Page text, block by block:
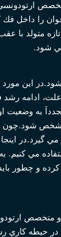
را داخل فك
متولد با عقب
شود.
شود.در اين
سالگي براي خانم‌ها صبر
مشخص
گيرد.در
مي كنيم.
و چطور
متخصص
در حيطه كاري